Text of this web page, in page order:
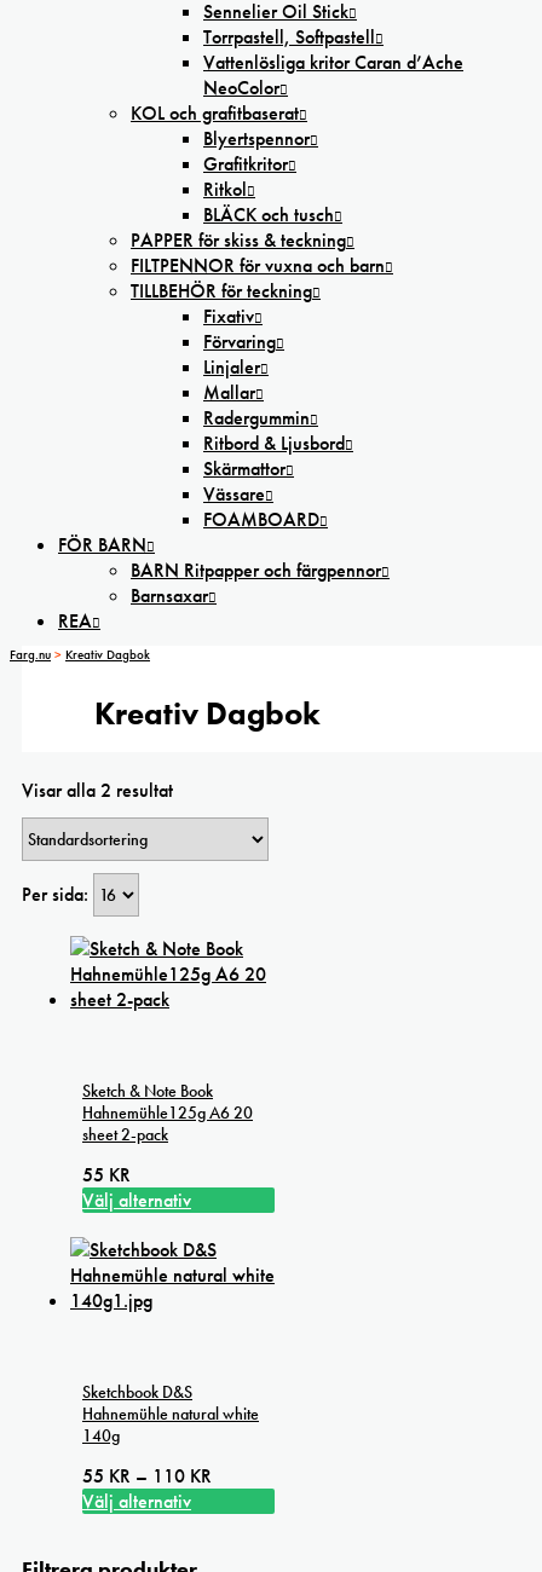
Sennelier Oil Stick
Torrpastell, Softpastell
Vattenlösliga kritor Caran d’Ache
NeoColor
KOL och grafitbaserat
Blyertspennor
Grafitkritor
Ritkol
BLÄCK och tusch
PAPPER för skiss & teckning
FILTPENNOR för vuxna och barn
TILLBEHÖR för teckning
Fixativ
Förvaring
Linjaler
Mallar
Radergummin
Ritbord & Ljusbord
Skärmattor
Vässare
FOAMBOARD
FÖR BARN
BARN Ritpapper och färgpennor
Barnsaxar
REA
Farg.nu > Kreativ Dagbok
Kreativ Dagbok
Visar alla 2 resultat
Per sida:
Sketch & Note Book
Hahnemühle125g A6 20
sheet 2-pack
55 KR
Välj alternativ
här
produkten
har
olika
alternativen
kan
väljas
på
Sketchbook D&S
Hahnemühle natural white
140g
55 KR – 110 KR
Välj alternativ